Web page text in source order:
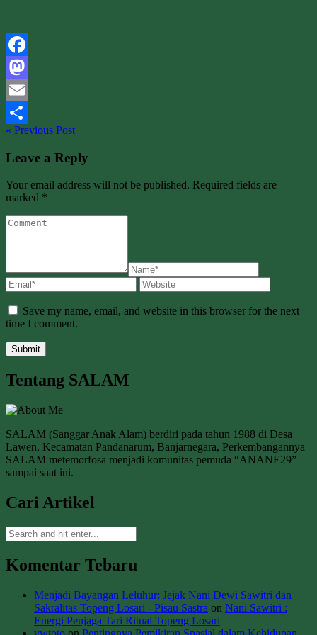
Facebook
Mastodon
Email
Share
« Previous Post
Leave a Reply
Your email address will not be published. Required fields are
marked *
Save my name, email, and website in this browser for the next
time I comment.
Tentang SALAM
SALAM (Sanggar Anak Alam) berdiri pada tahun 1988 di Desa
Lawen, Kecamatan Pandanarum, Banjarnegara, Perkembangannya
SALAM metemorfosa menjadi komunitas pemuda “ANANE29”
sampai saat ini.
Cari Artikel
Komentar Tebaru
Menjadi Bayangan Leluhur: Jejak Nani Dewi Sawitri dan
Sakralitas Topeng Losari - Pisau Sastra on Nani Sawitri :
Energi Penjaga Tari Ritual Topeng Losari